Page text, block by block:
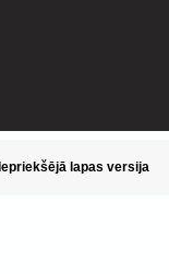
Iepriekšējā lapas versija